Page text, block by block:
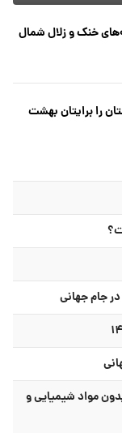
خنک و زلال شمال
را برایتان بهشت
تمیز کنید؛ بدون مواد شیمیایی و